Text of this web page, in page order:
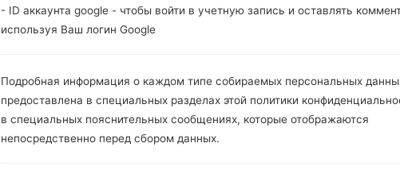
РЕГИОН
1.ПРОВЕРИТЬ НАЛИЧИЕ RECAPTCHA
- ID аккаунта google - чтобы войти в учетную запись и оставлять
используя Ваш логин Google
Подробная информация о каждом типе собираемых персональных
предоставлена в специальных разделах этой политики
в специальных пояснительных сообщениях, которые отображаются
непосредственно перед сбором данных.